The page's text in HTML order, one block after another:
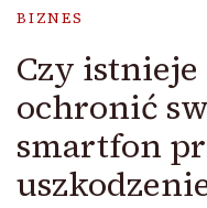
BIZNES
Czy istnieje
ochronić
smartfon